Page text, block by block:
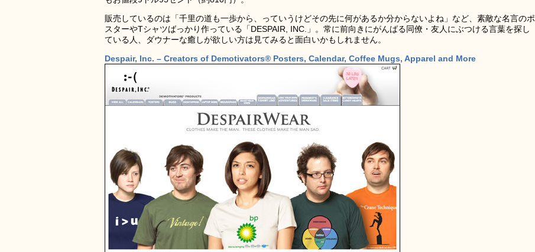
販売しているのは「千里の道も一歩から、っていうけどその先に何があるか分からないよね」など、素敵な名言のポ
スターやTシャツばっかり作っている「DESPAIR, INC.」。常に前向きにがんばる同僚・友人にぶつける言葉を探し
ている人、ダウナーな癒しが欲しい方は見てみると面白いかもしれません。
Despair, Inc. – Creators of Demotivators® Posters, Calendar, Coffee Mugs, Apparel and More